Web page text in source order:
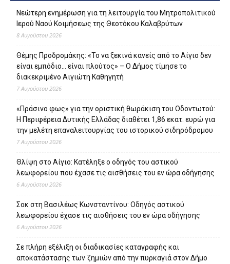
Νεώτερη ενημέρωση για τη λειτουργία του Μητροπολιτικού
Ιερού Ναού Κοιμήσεως της Θεοτόκου Καλαβρύτων
8 Αυγούστου 2026
Θέμης Προδρομάκης: «Το να ξεκινά κανείς από το Αίγιο δεν
είναι εμπόδιο… είναι πλούτος» – O Δήμος τίμησε το
διακεκριμένο Αιγιώτη Καθηγητή
7 Αυγούστου 2026
«Πράσινο φως» για την οριστική θωράκιση του Οδοντωτού:
Η Περιφέρεια Δυτικής Ελλάδας διαθέτει 1,86 εκατ. ευρώ για
την μελέτη επαναλειτουργίας του ιστορικού σιδηρόδρομου
7 Αυγούστου 2026
Θλίψη στο Αίγιο: Κατέληξε ο οδηγός του αστικού
λεωφορείου που έχασε τις αισθήσεις του εν ώρα οδήγησης
6 Αυγούστου 2026
Σοκ στη Βασιλέως Κωνσταντίνου: Οδηγός αστικού
λεωφορείου έχασε τις αισθήσεις του εν ώρα οδήγησης
6 Αυγούστου 2026
Σε πλήρη εξέλιξη οι διαδικασίες καταγραφής και
αποκατάστασης των ζημιών από την πυρκαγιά στον Δήμο